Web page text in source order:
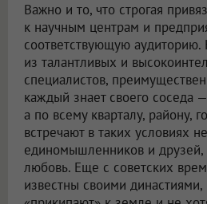
Важно и то, что строгая
к научным центрам и
соответствующую аудиторию.
из талантливых и
специалистов,
каждый знает своего соседа
а по всему кварталу, району,
встречают в таких условиях
единомышленников и
любовь. Еще с советских
известны своими династиями,